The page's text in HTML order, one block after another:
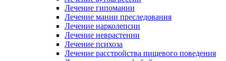
Лечение гипомании
Лечение мании преследования
Лечение нарколепсии
Лечение неврастении
Лечение психоза
Лечение расстройства пищевого поведения